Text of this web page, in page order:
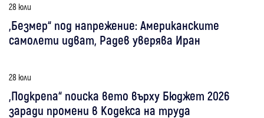
28 юли
„Безмер“ под напрежение: Американските
самолети идват, Радев уверява Иран
28 юли
„Подкрепа“ поиска вето върху Бюджет 2026
заради промени в Кодекса на труда